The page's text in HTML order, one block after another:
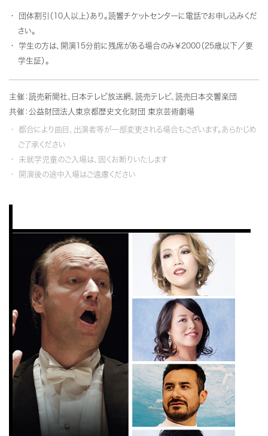
団体割引（10人以上）あり。読響チケットセンターに電話でお申し込みくだ
さい。
学生の方は、開演15分前に残席がある場合のみ￥2000（25歳以下／要
学生証）。
主催：読売新聞社、日本テレビ放送網、読売テレビ、読売日本交響楽団
共催：公益財団法人東京都歴史文化財団 東京芸術劇場
都合により曲目、出演者等が一部変更される場合もございます。あらかじめ
ご了承ください
未就学児童のご入場は、固くお断りいたします
開演後の途中入場はご遠慮ください